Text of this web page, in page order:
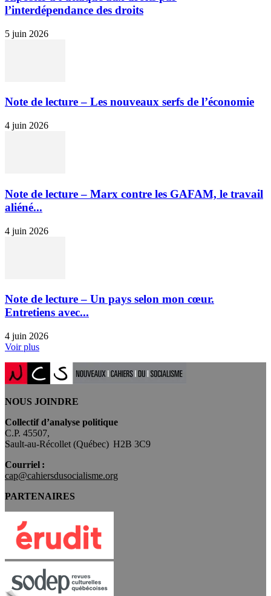
l’interdépendance des droits
5 juin 2026
Note de lecture – Les nouveaux serfs de l’économie
4 juin 2026
Note de lecture – Marx contre les GAFAM, le travail
aliéné...
4 juin 2026
Note de lecture – Un pays selon mon cœur.
Entretiens avec...
4 juin 2026
Voir plus
NOUS JOINDRE
Collectif d’analyse politique
C.P. 45507,
Sault-au-Récollet (Québec) H2B 3C9
Courriel :
cap@cahiersdusocialisme.org
PARTENAIRES